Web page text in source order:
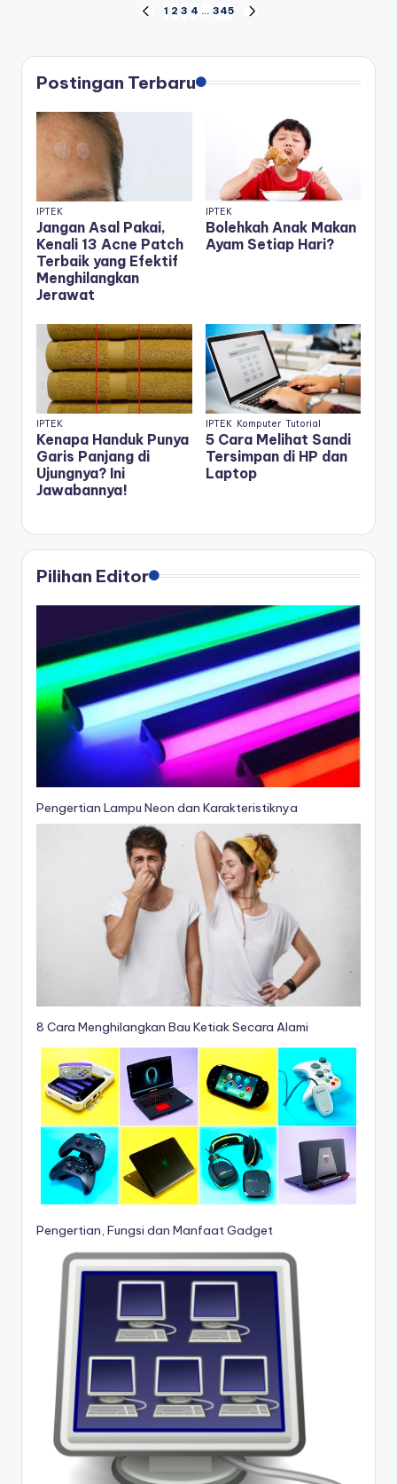
pagination
PREVIOUS
1 2 3 4 … 345
Postingan Terbaru
IPTEK
Jangan Asal Pakai,
Kenali 13 Acne Patch
Terbaik yang Efektif
Menghilangkan
Jerawat
IPTEK
Bolehkah Anak Makan
Ayam Setiap Hari?
IPTEK
Kenapa Handuk Punya
Garis Panjang di
Ujungnya? Ini
Jawabannya!
IPTEK Komputer Tutorial
5 Cara Melihat Sandi
Tersimpan di HP dan
Laptop
Pilihan Editor
Pengertian Lampu Neon dan Karakteristiknya
8 Cara Menghilangkan Bau Ketiak Secara Alami
Pengertian, Fungsi dan Manfaat Gadget